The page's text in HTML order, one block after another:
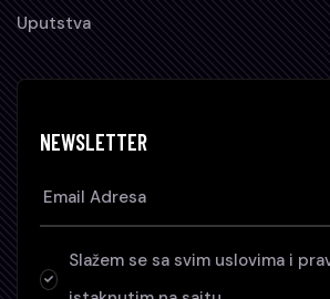
Uputstva
NEWSLETTER
Slažem se sa svim uslovima i